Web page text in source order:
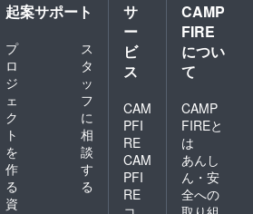
起案サポート
プ
ロ
ジ
ェ
ク
ト
を
作
る
ス
タ
ッ
フ
に
相
談
す
る
資
サ
ー
ビ
ス
CAM
PFI
RE
CAM
PFI
RE
CAMP
FIRE
につい
て
CAMP
FIREと
は
あんし
ん・安
全への